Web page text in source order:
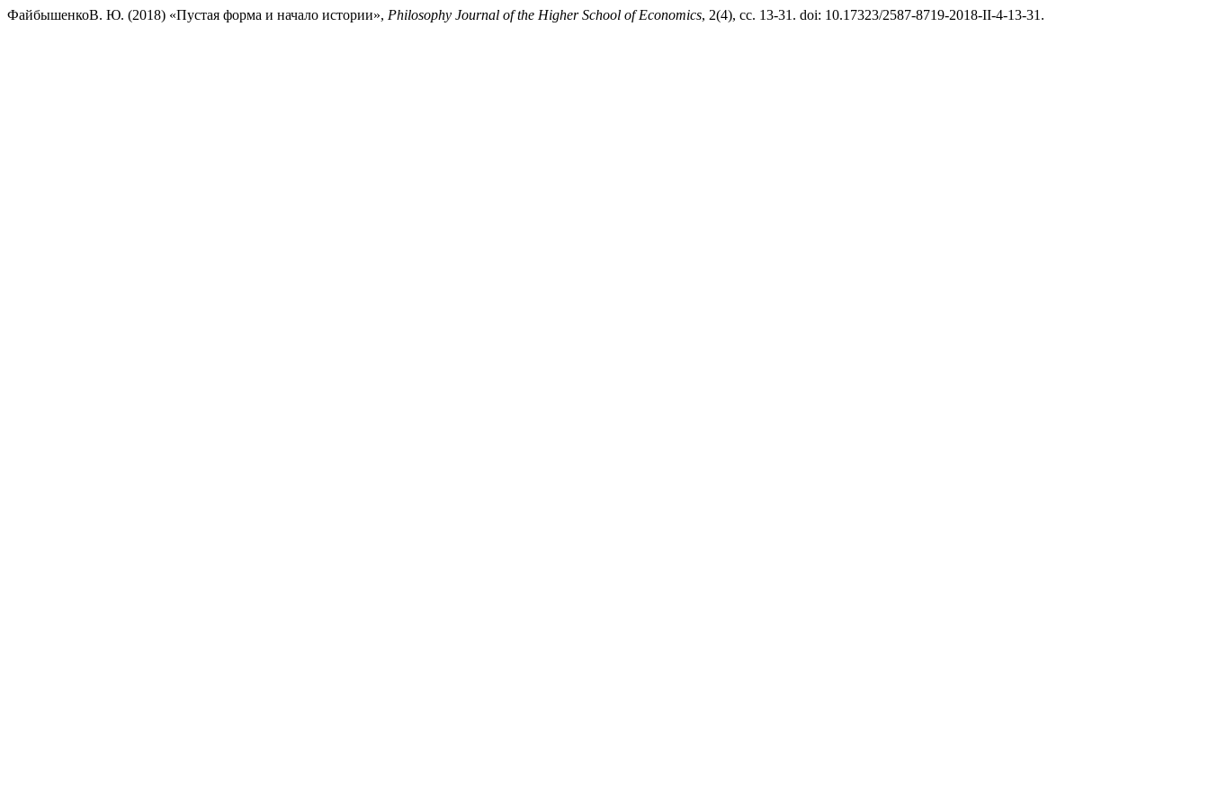
ФайбышенкоВ. Ю. (2018) «Пустая форма и начало истории», Philosophy Journal of the Higher School of Economics, 2(4), сс. 13-31. doi: 10.17323/2587-8719-2018-II-4-13-31.